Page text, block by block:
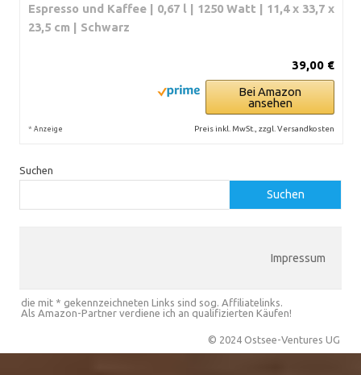
Espresso und Kaffee | 0,67 l | 1250 Watt | 11,4 x 33,7 x
23,5 cm | Schwarz
39,00 €
Bei Amazon
ansehen
* Anzeige Preis inkl. MwSt., zzgl. Versandkosten
Suchen
Suchen
Impressum
die mit * gekennzeichneten Links sind sog. Affiliatelinks.
Als Amazon-Partner verdiene ich an qualifizierten Käufen!
© 2024 Ostsee-Ventures UG